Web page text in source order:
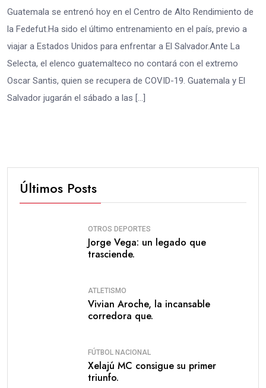
Guatemala se entrenó hoy en el Centro de Alto Rendimiento de
la Fedefut.Ha sido el último entrenamiento en el país, previo a
viajar a Estados Unidos para enfrentar a El Salvador.Ante La
Selecta, el elenco guatemalteco no contará con el extremo
Oscar Santis, quien se recupera de COVID-19. Guatemala y El
Salvador jugarán el sábado a las […]
Últimos Posts
OTROS DEPORTES
Jorge Vega: un legado que
trasciende.
ATLETISMO
Vivian Aroche, la incansable
corredora que.
FÚTBOL NACIONAL
Xelajú MC consigue su primer
triunfo.